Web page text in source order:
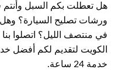
هل تعطلت بكم السبل
ورشات تصليح السيارة؟
في منتصف الليل؟ اتصلوا
الكويت لتقديم لكم أفضل
خدمة 24 ساعة.